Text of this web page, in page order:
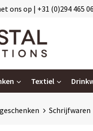
ons op | +31 (0)294 465
Textiel
Schrijfwaren